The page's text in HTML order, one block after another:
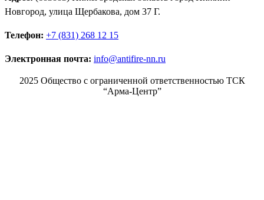
Новгород, улица Щербакова, дом 37 Г.
Телефон: +7 (831) 268 12 15
Электронная почта: info@antifire-nn.ru
2025 Общество с ограниченной ответственностью ТСК
“Арма-Центр”